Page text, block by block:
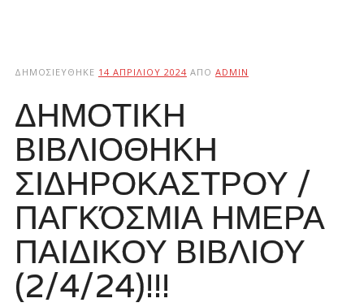
ΔΗΜΟΣΙΕΎΘΗΚΕ 14 ΑΠΡΙΛΊΟΥ 2024 ΑΠΌ ADMIN
ΔΗΜΟΤΙΚΗ
ΒΙΒΛΙΟΘΗΚΗ
ΣΙΔΗΡΟΚΑΣΤΡΟΥ /
ΠΑΓΚΌΣΜΙΑ ΗΜΕΡΑ
ΠΑΙΔΙΚΟΥ ΒΙΒΛΙΟΥ
(2/4/24)!!!